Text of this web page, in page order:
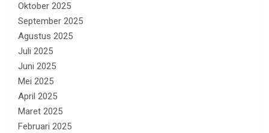
Oktober 2025
September 2025
Agustus 2025
Juli 2025
Juni 2025
Mei 2025
April 2025
Maret 2025
Februari 2025